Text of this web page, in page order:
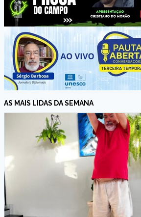
AS MAIS LIDAS DA SEMANA